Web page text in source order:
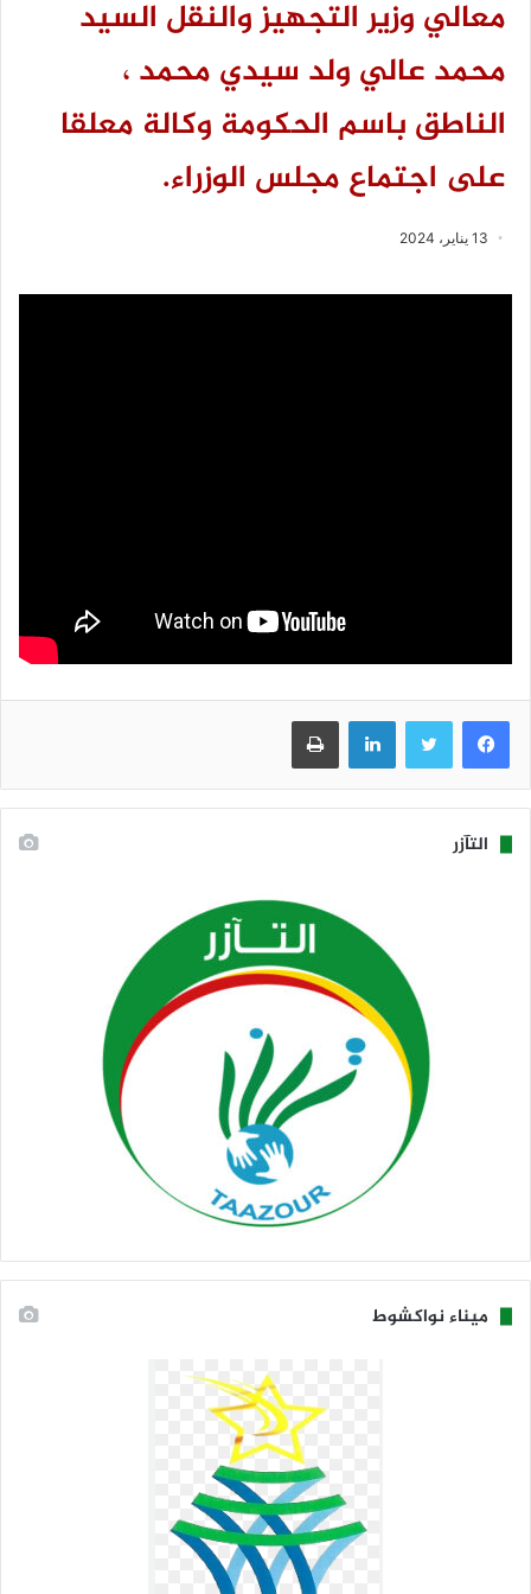
معالي وزير التجهيز والنقل السيد
محمد عالي ولد سيدي محمد ،
الناطق باسم الحكومة وكالة معلقا
على اجتماع مجلس الوزراء.
13 يناير، 2024
فيسبوك تويتر لينكدإن طباعة
التآزر
ميناء نواكشوط